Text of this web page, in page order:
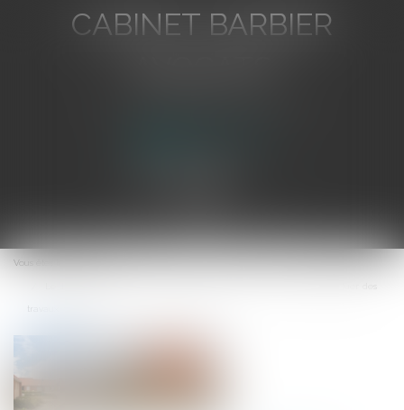
CABINET BARBIER
Ouvrir
le
Vous êtes ici :
travaux chez soi ?